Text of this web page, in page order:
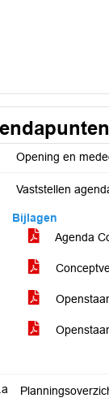
Opening en
Vaststellen
Bijlagen
Agenda